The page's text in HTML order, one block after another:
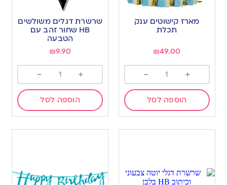
Add
wishlist
מארז קישוטים ענק
תכלת
₪49.00
+
-
הוספה לסל
to
wishlist
שרשרת דגלים משולשים
HB שחור זהב עם
הטבעה
₪9.90
+
-
הוספה לסל